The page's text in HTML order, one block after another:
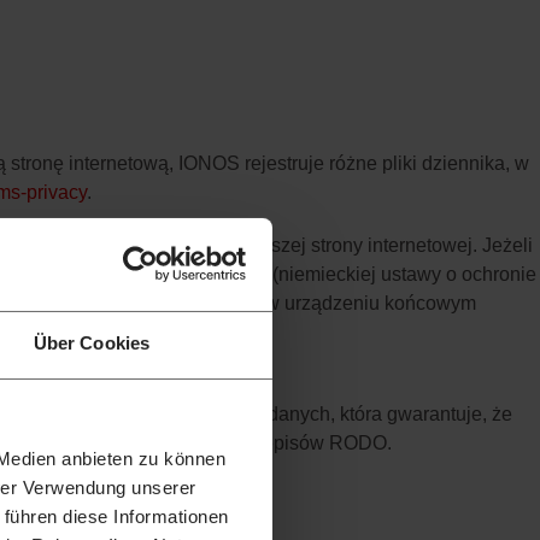
Über Cookies
anbieten zu können
Verwendung unserer
diese Informationen
internetową, IONOS rejestruje różne pliki dziennika, w
privacy.
wyświetlaniem naszej strony internetowej. Jeżeli
oraz § 25 ust. 1 TDDDG (niemieckiej ustawy o ochronie
lub dostęp do informacji w urządzeniu końcowym
przez prawo ochrony danych, która gwarantuje, że
i z przestrzeganiem przepisów RODO.